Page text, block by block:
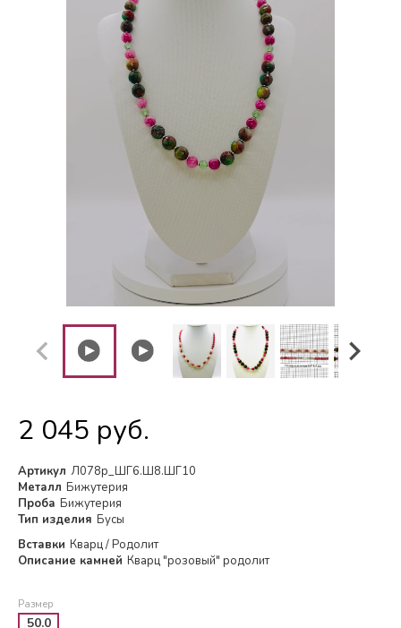
2 045 руб.
Артикул Л078р_ШГ6.Ш8.ШГ10
Металл Бижутерия
Проба Бижутерия
Тип изделия Бусы
Вставки Кварц / Родолит
Описание камней Кварц "розовый" родолит
Размер
50.0